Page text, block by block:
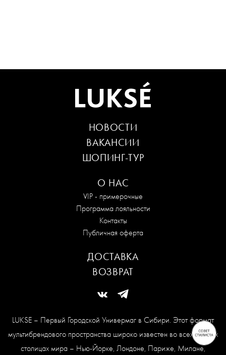
LUKSE – Первый Городской Универмаг в Сибири. Этот формат
мультибрендового пространства широко известен во всех модных
столицах мира – Нью-Йорке, Лондоне, Париже, Милане,
О НАС
VIP - примерочные
Программа лояльности
Контакты
Публичная оферта
НОВОСТИ
ВАКАНСИИ
ШОПИНГ-ТУР
ДОСТАВКА
ВОЗВРАТ